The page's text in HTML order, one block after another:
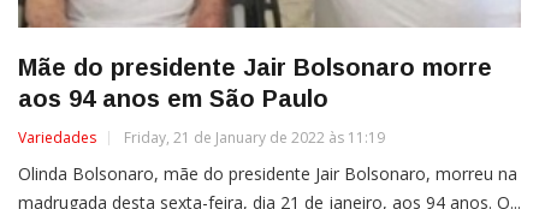
Mãe do presidente Jair Bolsonaro morre
aos 94 anos em São Paulo
Variedades Friday, 21 de January de 2022 às 11:19
Olinda Bolsonaro, mãe do presidente Jair Bolsonaro, morreu na
madrugada desta sexta-feira, dia 21 de janeiro, aos 94 anos. O...